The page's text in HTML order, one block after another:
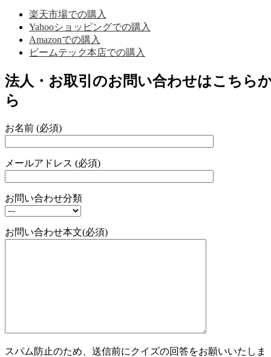
楽天市場での購入
Yahooショッピングでの購入
Amazonでの購入
ビームテック本店での購入
法人・お取引のお問い合わせはこちら
ら
お名前 (必須)
メールアドレス (必須)
お問い合わせ分類
お問い合わせ本文(必須)
スパム防止のため、送信前にクイズの回答をお願いいたしま